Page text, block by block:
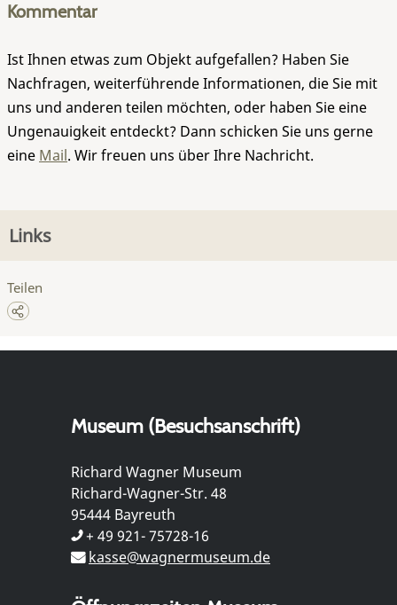
Kommentar
Ist Ihnen etwas zum Objekt aufgefallen? Haben Sie
Nachfragen, weiterführende Informationen, die Sie mit
uns und anderen teilen möchten, oder haben Sie eine
Ungenauigkeit entdeckt? Dann schicken Sie uns gerne
eine Mail. Wir freuen uns über Ihre Nachricht.
Links
Teilen
Museum (Besuchsanschrift)
Richard Wagner Museum
Richard-Wagner-Str. 48
95444 Bayreuth
+ 49 921- 75728-16
kasse@wagnermuseum.de